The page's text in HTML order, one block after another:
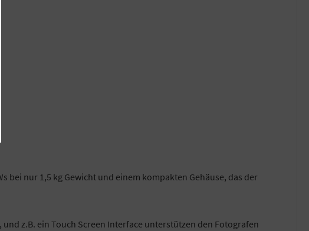
bei nur 1,5 kg Gewicht und einem kompakten Gehäuse, das der
z.B. ein Touch Screen Interface unterstützen den Fotografen